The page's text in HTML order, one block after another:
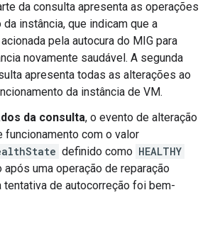
da consulta apresenta as operações
da instância, que indicam que a
pela autocura do MIG para
novamente saudável. A segunda
apresenta todas as alterações ao
da instância de VM.
da consulta, o evento de alteração
funcionamento com o valor
definido como HEALTHY
após uma operação de reparação
tentativa de autocorreção foi bem-